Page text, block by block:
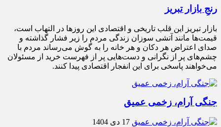
رنجِ بازار تبریز
بازار تبریز این قلب تاریخی و اقتصادی این روزها در التهاب است،
قیمت‌ها مانند آتشی سوزان زندگی مردم را زیر فشار گذاشته و
صدای اعتراض هر دکان و هر خانه را به گوش می‌رساند مردم با
چشم‌های پر از نگرانی و دست‌هایی پر از فهرست خرید از مسئولان
می‌خواهند پاسخی برای این انفجار اقتصادی پیدا کنند.
جنگی آرام، زخمی عمیق
17 دی 1404